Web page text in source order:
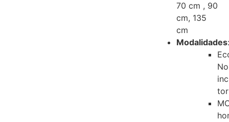
70 cm , 90
cm, 135
cm
Modalidades
No